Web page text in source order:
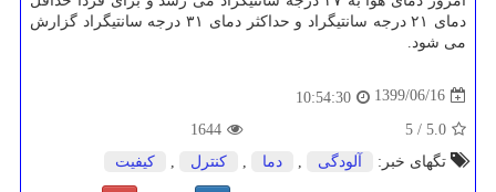
دمای ۲۱ درجه سانتیگراد و حداکثر دمای ۳۱ درجه سانتیگراد گزارش
می شود.
1399/06/16
10:54:30
5.0
/
5
1644
تگهای خبر:
آلودگی دما كنترل كیفیت